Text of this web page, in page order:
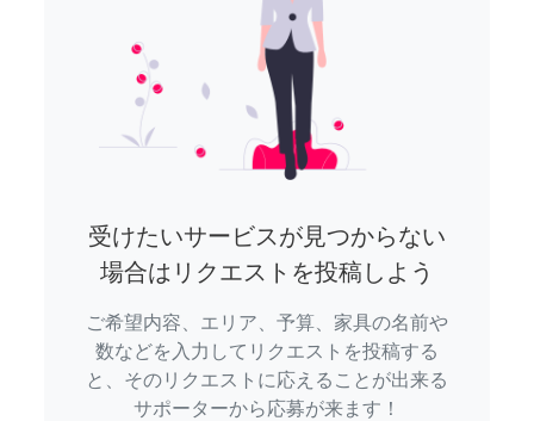
受けたいサービスが見つからない
場合はリクエストを投稿しよう
ご希望内容、エリア、予算、家具の名前や
数などを入力してリクエストを投稿する
と、そのリクエストに応えることが出来る
サポーターから応募が来ます！